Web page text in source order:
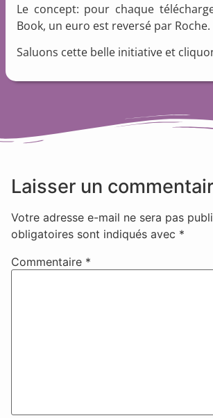
Le concept: pour chaque
Book, un euro est reversé par Roche.
Saluons cette belle initiative et
Laisser un
Votre adresse e-mail ne sera pas
obligatoires sont indiqués avec *
Commentaire *